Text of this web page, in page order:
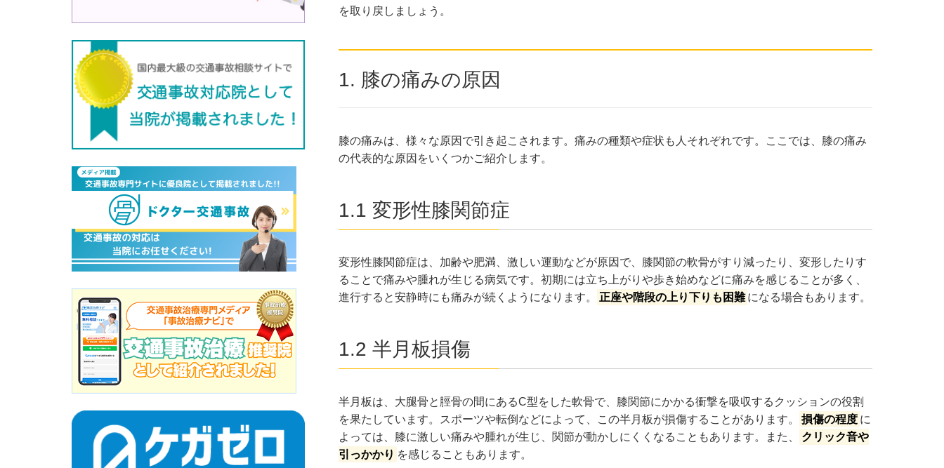
を取り戻しましょう。
1. 膝の痛みの原因
膝の痛みは、様々な原因で引き起こされます。痛みの種類や症状も人それぞれです。ここでは、膝の痛み
の代表的な原因をいくつかご紹介します。
1.1 変形性膝関節症
変形性膝関節症は、加齢や肥満、激しい運動などが原因で、膝関節の軟骨がすり減ったり、変形したりす
ることで痛みや腫れが生じる病気です。初期には立ち上がりや歩き始めなどに痛みを感じることが多く、
進行すると安静時にも痛みが続くようになります。
正座や階段の上り下りも困難 になる場合もあります。
1.2 半月板損傷
半月板は、大腿骨と脛骨の間にあるC型をした軟骨で、膝関節にかかる衝撃を吸収するクッションの役割
を果たしています。スポーツや転倒などによって、この半月板が損傷することがあります。
損傷の程度 に
よっては、膝に激しい痛みや腫れが生じ、関節が動かしにくくなることもあります。また、
クリック音や
引っかかり を感じることもあります。